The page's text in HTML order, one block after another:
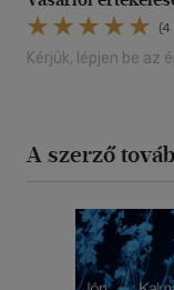
(4
Kérjük, lépjen be az
A szerző